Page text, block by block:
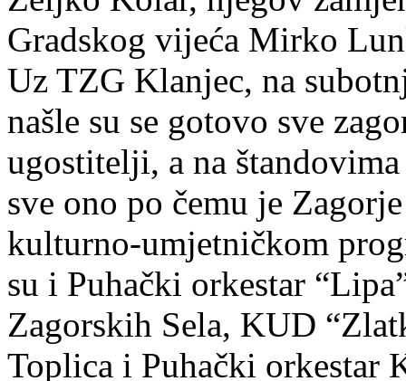
Gradskog vijeća Mirko
Uz TZG Klanjec, na
našle su se gotovo sve
ugostitelji, a na
sve ono po čemu je
kulturno-umjetničkom
su i Puhački orkestar
Zagorskih Sela, KUD
Toplica i Puhački orkestar